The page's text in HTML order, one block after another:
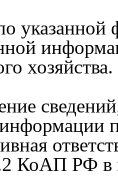
хозяйства.
КоАП РФ в